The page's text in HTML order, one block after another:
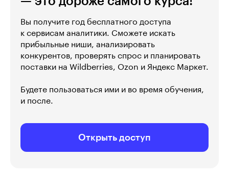
Вы получите год бесплатного доступа
к сервисам аналитики. Сможете искать
прибыльные ниши, анализировать
конкурентов, проверять спрос и планировать
поставки на Wildberries, Ozon и Яндекс Маркет.
Будете пользоваться ими и во время обучения,
и после.
Открыть доступ